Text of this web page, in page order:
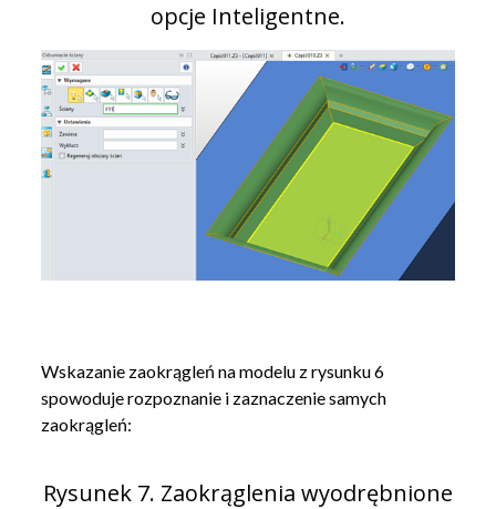
opcje Inteligentne.
Wskazanie zaokrągleń na modelu z rysunku 6
spowoduje rozpoznanie i zaznaczenie samych
zaokrągleń:
Rysunek 7. Zaokrąglenia wyodrębnione